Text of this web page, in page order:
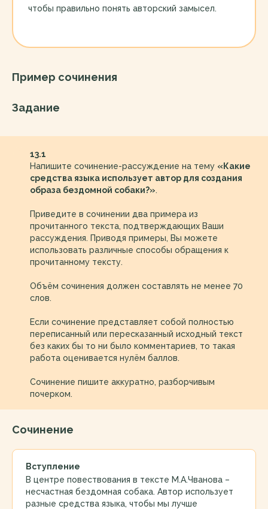
чтобы правильно понять авторский замысел.
Пример сочинения
Задание
13.1
Напишите сочинение-рассуждение на тему «Какие
средства языка использует автор для создания
образа бездомной собаки?».
Приведите в сочинении два примера из
прочитанного текста, подтверждающих Ваши
рассуждения. Приводя примеры, Вы можете
использовать различные способы обращения к
прочитанному тексту.
Объём сочинения должен составлять не менее 70
слов.
Если сочинение представляет собой полностью
переписанный или пересказанный исходный текст
без каких бы то ни было комментариев, то такая
работа оценивается нулём баллов.
Сочинение пишите аккуратно, разборчивым
почерком.
Сочинение
Вступление
В центре повествования в тексте М.А.Чванова –
несчастная бездомная собака. Автор использует
разные средства языка, чтобы мы лучше